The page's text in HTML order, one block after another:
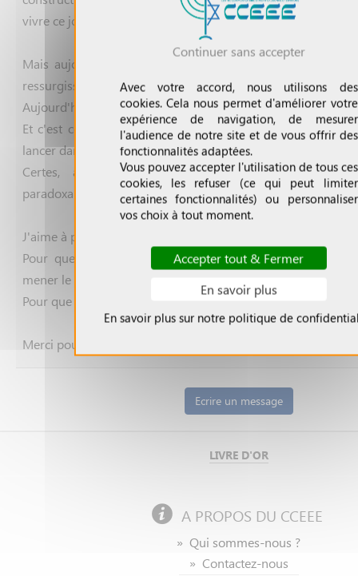
Avec votre accord, nous utilisons des
cookies. Cela nous permet d'améliorer votre
expérience de navigation, de mesurer
l'audience de notre site et de vous offrir des
fonctionnalités adaptées.
Vous pouvez accepter l'utilisation de tous ces
cookies, les refuser (ce qui peut limiter
certaines fonctionnalités) ou personnaliser
vos choix à tout moment.
Accepter tout & Fermer
Continuer sans accepter
En savoir plus
En savoir plus sur notre politique de
vivre ce jour avec nous.
Mais aujourd'hui, au moment où ces questions de
ressurgissent, plus brûlantes et plus pressantes que jamais.
Aujourd'hui tu n'es plus avec nous.
Et c'est comme si on nous avais repris notre meilleure
lancer dans une bataille historique.
Certes, à l'extérieur l'épée s'était émoussée avec
paradoxalement, elle n'avait rien perdu de son tranchant,
J'aime à penser qu'il y a un calcul dans tout ça.
Pour que nous autres, qui avons longtemps été
mener le combat.
Pour que nous autres, nous reprenions le flambeau après toi.
Merci pour tout...
Ecrire un message
LIVRE D'OR
A PROPOS DU CCEEE
» Qui sommes-nous ?
» Contactez-nous